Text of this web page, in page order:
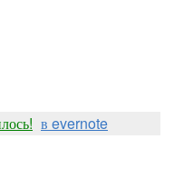
в evernote